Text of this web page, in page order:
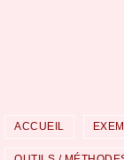
ACCUEIL